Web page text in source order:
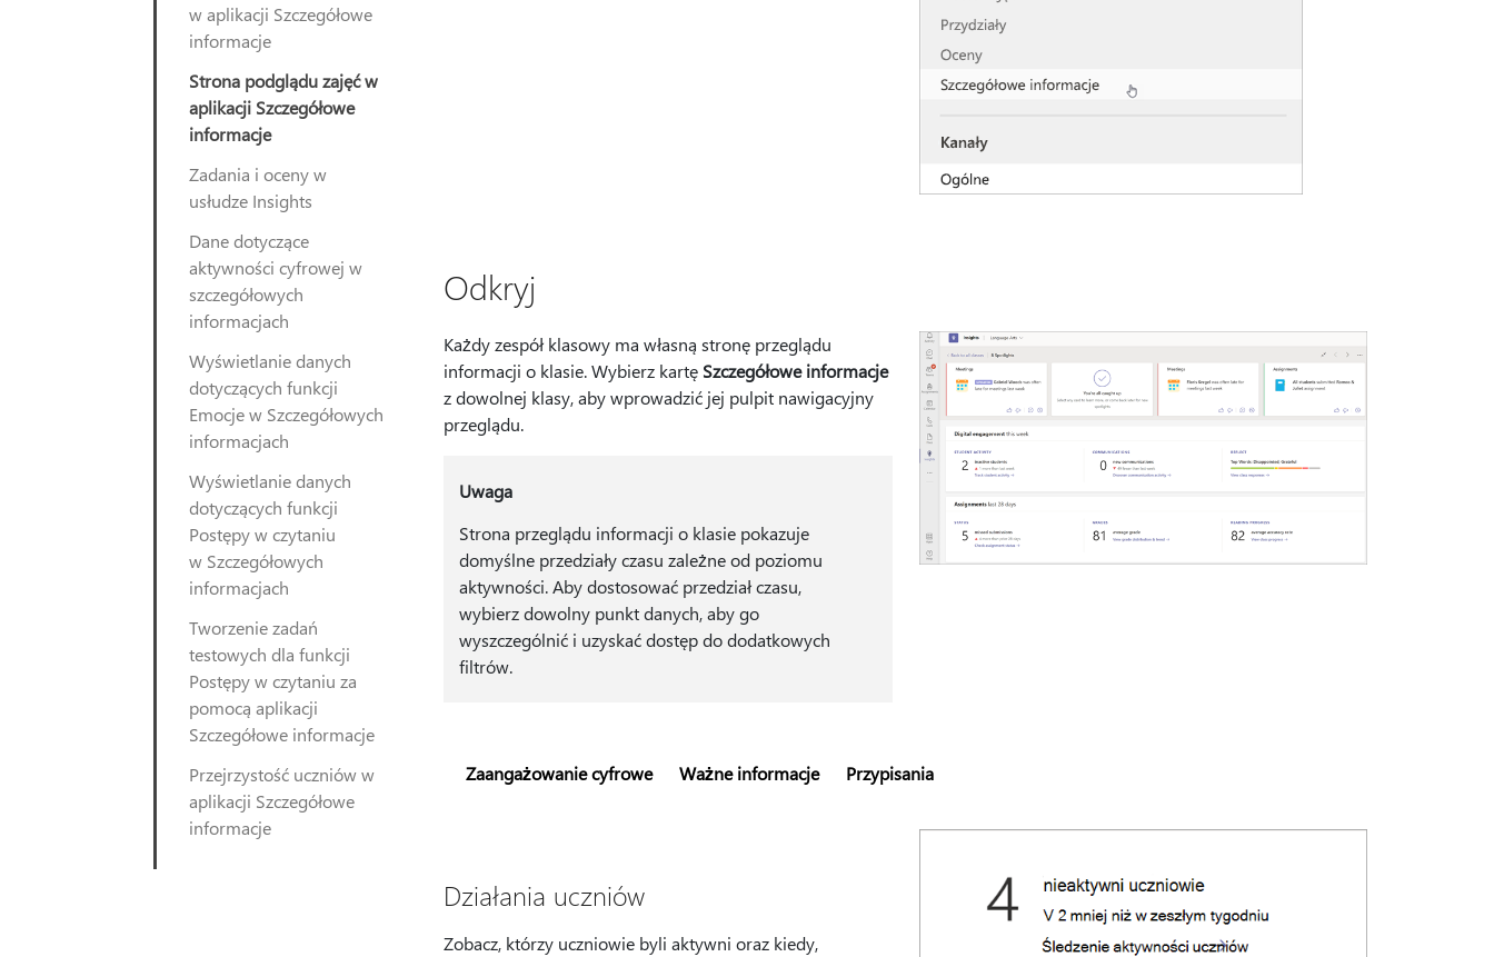
w aplikacji Szczegółowe
informacje
Strona podglądu zajęć w
aplikacji Szczegółowe
informacje
Zadania i oceny w
usłudze Insights
Dane dotyczące
aktywności cyfrowej w
szczegółowych
informacjach
Wyświetlanie danych
dotyczących funkcji
Emocje w Szczegółowych
informacjach
Wyświetlanie danych
dotyczących funkcji
Postępy w czytaniu
w Szczegółowych
informacjach
Tworzenie zadań
testowych dla funkcji
Postępy w czytaniu za
pomocą aplikacji
Szczegółowe informacje
Przejrzystość uczniów w
aplikacji Szczegółowe
informacje
Odkryj
Każdy zespół klasowy ma własną stronę przeglądu
informacji o klasie. Wybierz kartę Szczegółowe informacje
z dowolnej klasy, aby wprowadzić jej pulpit nawigacyjny
przeglądu.
Uwaga
Strona przeglądu informacji o klasie pokazuje
domyślne przedziały czasu zależne od poziomu
aktywności. Aby dostosować przedział czasu,
wybierz dowolny punkt danych, aby go
wyszczególnić i uzyskać dostęp do dodatkowych
filtrów.
Zaangażowanie cyfrowe Ważne informacje Przypisania
Działania uczniów
Zobacz, którzy uczniowie byli aktywni oraz kiedy,